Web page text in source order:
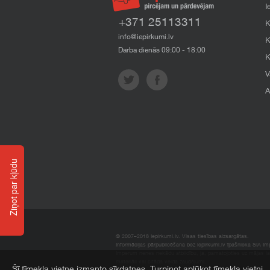
+371 25113311
info@iepirkumi.lv
Darba dienās 09:00 - 18:00
© 2007–2018 Iepirkumi.lv. Visas tiesības aizsargātas.
Informācijas pārpublicēšana bez iepirkumi.lv īpašnieka SIA
Ziņot par kļūdu